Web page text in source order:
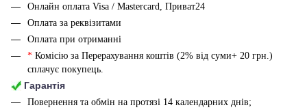
Онлайн оплата Visa / Mastercard, Приват24
Оплата за реквізитами
Оплата при отриманні
* Комісію за Перерахування коштів (2% від суми+ 20 грн.)
сплачує покупець.
Гарантія
Повернення та обмін на протязі 14 календарних днів;